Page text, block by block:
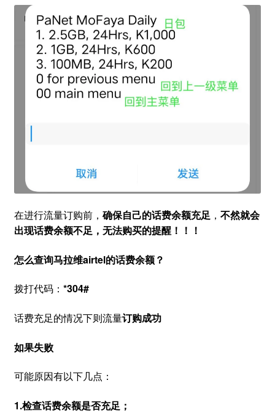
在进行流量订购前， 确保自己的话费余额充足， 不然就会
出现话费余额不足，无法购买的提醒！！！
怎么查询马拉维airtel的话费余额？
拨打代码： *304#
话费充足的情况下则流量订购成功
如果失败
可能原因有以下几点：
1.检查话费余额是否充足；